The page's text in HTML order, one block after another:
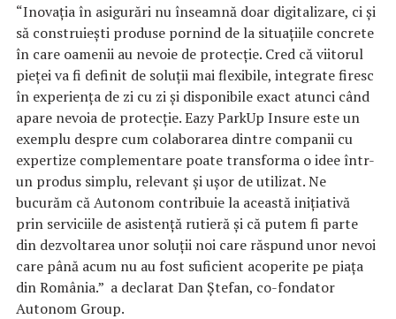
“Inovația în asigurări nu înseamnă doar digitalizare, ci și
să construiești produse pornind de la situațiile concrete
în care oamenii au nevoie de protecție. Cred că viitorul
pieței va fi definit de soluții mai flexibile, integrate firesc
în experiența de zi cu zi și disponibile exact atunci când
apare nevoia de protecție. Eazy ParkUp Insure este un
exemplu despre cum colaborarea dintre companii cu
expertize complementare poate transforma o idee într-
un produs simplu, relevant și ușor de utilizat. Ne
bucurăm că Autonom contribuie la această inițiativă
prin serviciile de asistență rutieră și că putem fi parte
din dezvoltarea unor soluții noi care răspund unor nevoi
care până acum nu au fost suficient acoperite pe piața
din România.” a declarat Dan Ștefan, co-fondator
Autonom Group.